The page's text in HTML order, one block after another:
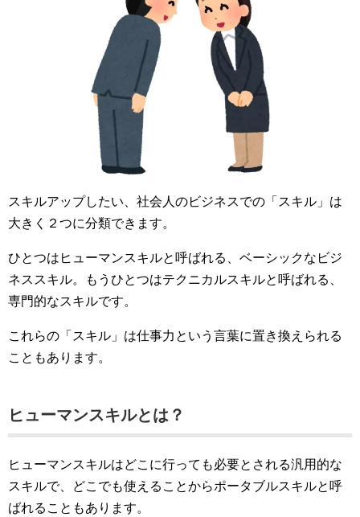
スキルアップしたい、社会人のビジネスでの「スキル」は
大きく２つに分類できます。
ひとつはヒューマンスキルと呼ばれる、ベーシックなビジ
ネススキル。もうひとつはテクニカルスキルと呼ばれる、
専門的なスキルです。
これらの「スキル」は仕事力という言葉に置き換えられる
こともあります。
ヒューマンスキルとは？
ヒューマンスキルはどこに行っても必要とされる汎用的な
スキルで、どこでも使えることからポータブルスキルと呼
ばれることもあります。